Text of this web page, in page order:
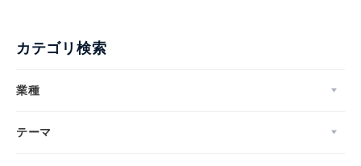
カテゴリ検索
業種
テーマ